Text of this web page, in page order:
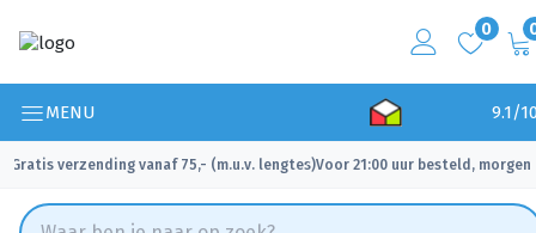
0
MENU 9.1/
Gratis verzending vanaf 75,- (m.u.v. lengtes)
✓ Voor 21:00 uur besteld, morgen